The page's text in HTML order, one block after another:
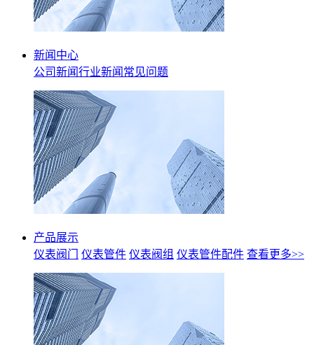
新闻中心
公司新闻行业新闻 常见问题
产品展示
仪表阀门
仪表管件 仪表阀组 仪表管件配件 查看更多>>